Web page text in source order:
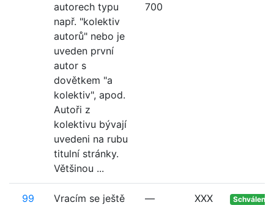
autorech typu
např. "kolektiv
autorů" nebo je
uveden první
autor s
dovětkem "a
kolektiv", apod.
Autoři z
kolektivu bývají
uvedeni na rubu
titulní stránky.
Většinou ...
700
99
Vracím se ještě
— XXX Schváleno